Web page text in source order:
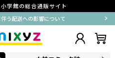
学館の総合通販サイト
う配送への影響について